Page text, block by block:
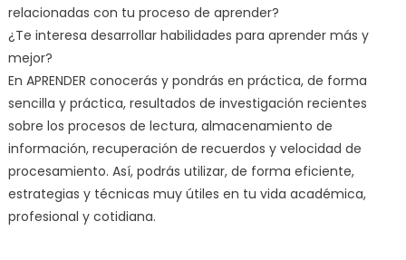
relacionadas con tu proceso de aprender?
¿Te interesa desarrollar habilidades para aprender más y
mejor?
En APRENDER conocerás y pondrás en práctica, de forma
sencilla y práctica, resultados de investigación recientes
sobre los procesos de lectura, almacenamiento de
información, recuperación de recuerdos y velocidad de
procesamiento. Así, podrás utilizar, de forma eficiente,
estrategias y técnicas muy útiles en tu vida académica,
profesional y cotidiana.